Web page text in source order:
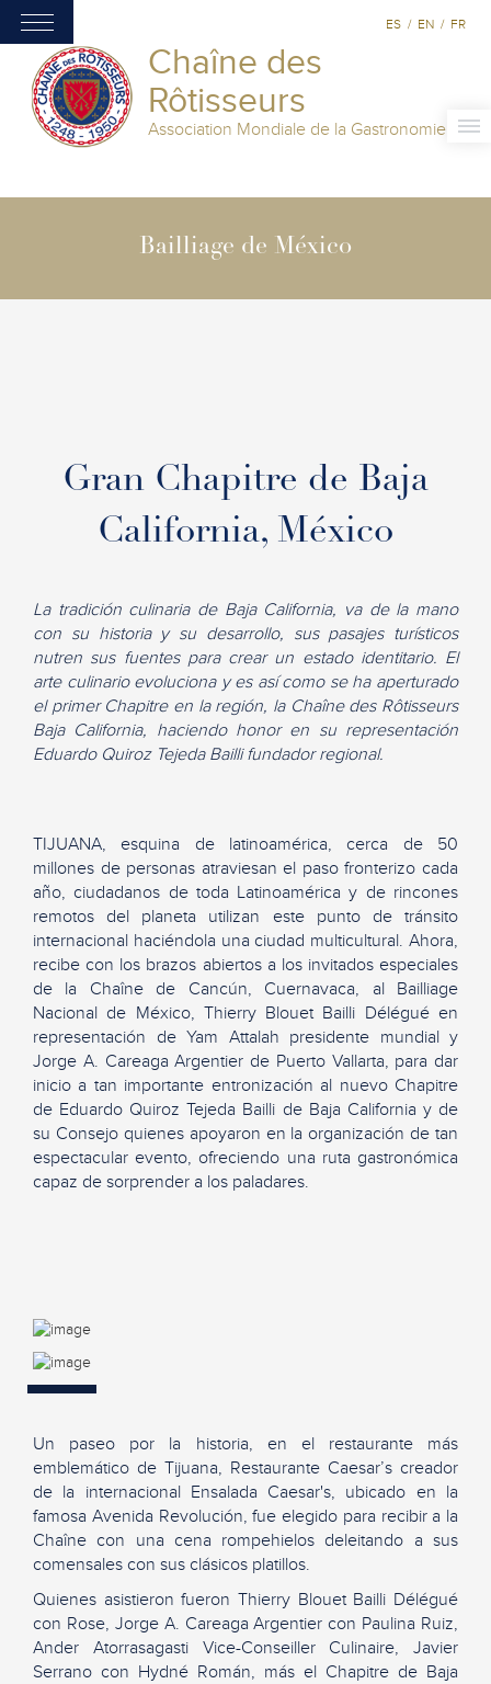
Chaîne des
Rôtisseurs
Association Mondiale de la Gastronomie
ES / EN / FR
Bailliage de México
Gran Chapitre de Baja
California, México
La tradición culinaria de Baja California, va de la mano
con su historia y su desarrollo, sus pasajes turísticos
nutren sus fuentes para crear un estado identitario. El
arte culinario evoluciona y es así como se ha aperturado
el primer Chapitre en la región, la Chaîne des Rôtisseurs
Baja California, haciendo honor en su representación
Eduardo Quiroz Tejeda Bailli fundador regional.
TIJUANA, esquina de latinoamérica, cerca de 50
millones de personas atraviesan el paso fronterizo cada
año, ciudadanos de toda Latinoamérica y de rincones
remotos del planeta utilizan este punto de tránsito
internacional haciéndola una ciudad multicultural. Ahora,
recibe con los brazos abiertos a los invitados especiales
de la Chaîne de Cancún, Cuernavaca, al Bailliage
Nacional de México, Thierry Blouet Bailli Délégué en
representación de Yam Attalah presidente mundial y
Jorge A. Careaga Argentier de Puerto Vallarta, para dar
inicio a tan importante entronización al nuevo Chapitre
de Eduardo Quiroz Tejeda Bailli de Baja California y de
su Consejo quienes apoyaron en la organización de tan
espectacular evento, ofreciendo una ruta gastronómica
capaz de sorprender a los paladares.
Un paseo por la historia, en el restaurante más
emblemático de Tijuana, Restaurante Caesar’s creador
de la internacional Ensalada Caesar's, ubicado en la
famosa Avenida Revolución, fue elegido para recibir a la
Chaîne con una cena rompehielos deleitando a sus
comensales con sus clásicos platillos.
Quienes asistieron fueron Thierry Blouet Bailli Délégué
con Rose, Jorge A. Careaga Argentier con Paulina Ruiz,
Ander Atorrasagasti Vice-Conseiller Culinaire, Javier
Serrano con Hydné Román, más el Chapitre de Baja